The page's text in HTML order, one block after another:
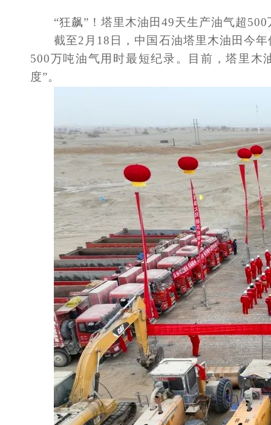
“狂飙”！塔里木油田49天生产油气超500
截至2月18日，中国石油塔里木油田今
500万吨油气用时最短纪录。目前，塔里
度”。